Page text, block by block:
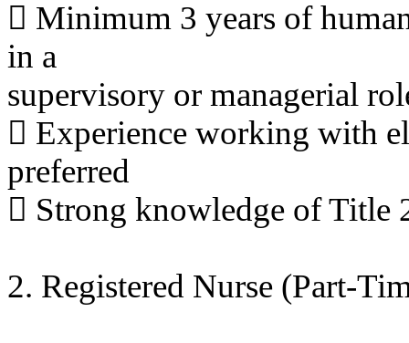
 Minimum 3 years of
in a
supervisory or managerial
 Experience working with
preferred
 Strong knowledge of Title
2. Registered Nurse (Part-